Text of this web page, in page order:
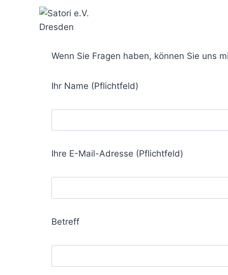
Wenn Sie Fragen haben, können Sie uns
Ihr Name (Pflichtfeld)
Ihre E-Mail-Adresse (Pflichtfeld)
Betreff